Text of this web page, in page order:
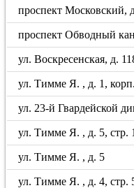
проспект Московский,
проспект Обводный
ул. Воскресенская, д.
ул. Тимме Я. , д. 1,
ул. 23-й Гвардейской
ул. Тимме Я. , д. 5, стр. 1
ул. Тимме Я. , д. 5
ул. Тимме Я. , д. 4, стр.